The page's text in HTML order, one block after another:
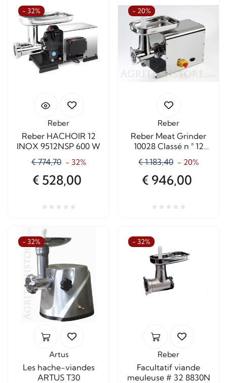
- 32%
Reber
Reber HACHOIR 12
INOX 9512NSP 600 W
€ 774,70 - 32%
€ 528,00
- 20%
Reber
Reber Meat Grinder
10028 Classé n ° 12
INOX 1200 W
Professional
€ 1.183,40 - 20%
€ 946,00
- 32%
Artus
Les hache-viandes
ARTUS T30
- 32%
Reber
Facultatif viande
meuleuse # 32 8830N